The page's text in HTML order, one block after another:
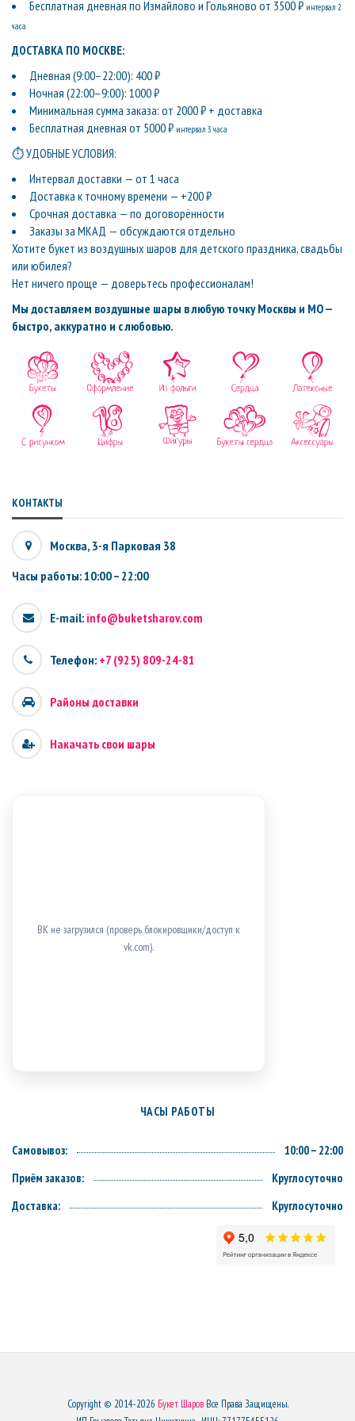
Бесплатная дневная по Измайлово и Гольяново от 3500 ₽ интервал 2
часа
ДОСТАВКА ПО МОСКВЕ:
Дневная (9:00–22:00): 400 ₽
Ночная (22:00–9:00): 1000 ₽
Минимальная сумма заказа: от 2000 ₽ + доставка
Бесплатная дневная от 5000 ₽ интервал 3 часа
⏱ УДОБНЫЕ УСЛОВИЯ:
Интервал доставки — от 1 часа
Доставка к точному времени — +200 ₽
Срочная доставка — по договорённости
Заказы за МКАД — обсуждаются отдельно
Хотите букет из воздушных шаров для детского праздника, свадьбы
или юбилея?
Нет ничего проще — доверьтесь профессионалам!
Мы доставляем воздушные шары в любую точку Москвы и МО —
быстро, аккуратно и с любовью.
КОНТАКТЫ
Москва, 3-я Парковая 38
Часы работы: 10:00 – 22:00
E-mail: info@buketsharov.com
Телефон: +7 (925) 809-24-81
Районы доставки
Накачать свои шары
ВК не загрузился (проверь блокировщики/доступ к
vk.com).
ЧАСЫ РАБОТЫ
Самовывоз:
10:00 – 22:00
Приём заказов:
Круглосуточно
Доставка:
Круглосуточно
Copyright © 2014-2026 Букет ШаровВсе Права Защищены.